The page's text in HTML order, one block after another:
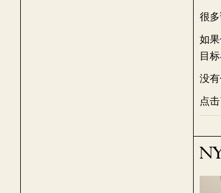
很
如
目
没
点